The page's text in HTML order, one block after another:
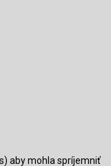
aby mohla spríjemniť